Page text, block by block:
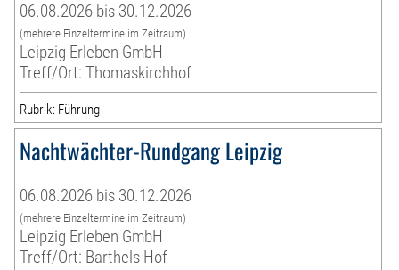
06.08.2026 bis 30.12.2026
(mehrere Einzeltermine im Zeitraum)
Leipzig Erleben GmbH
Treff/Ort: Thomaskirchhof
Rubrik: Führung
Nachtwächter-Rundgang Leipzig
06.08.2026 bis 30.12.2026
(mehrere Einzeltermine im Zeitraum)
Leipzig Erleben GmbH
Treff/Ort: Barthels Hof